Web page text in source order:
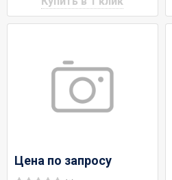
Цена по запросу